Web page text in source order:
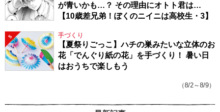
が青いかも…？ その理由にオトト君は…
【10歳差兄弟！ぼくのニイニは高校生・3】
5 手づくり
【夏祭りごっこ】ハチの巣みたいな立体のお
花「でんぐり紙の花」を手づくり！ 暑い日
はおうちで楽しもう
（8/2～8/9）